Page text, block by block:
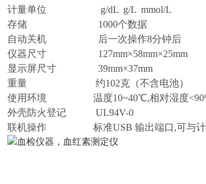
计量单位 g/dL g/L mmol/L
存储 1000个数据
自动关机 后一次操作8分钟后
仪器尺寸 127mm×58mm×25mm
显示屏尺寸 39mm×37mm
重量 约102克（不含电池）
使用环境 温度10~40℃,相对湿度
外壳防火登记 UL94V-0
联机操作 标准USB 输出端口,可与计算